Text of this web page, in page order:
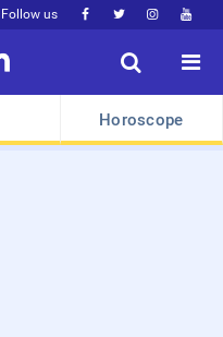
Follow us    


Horoscope